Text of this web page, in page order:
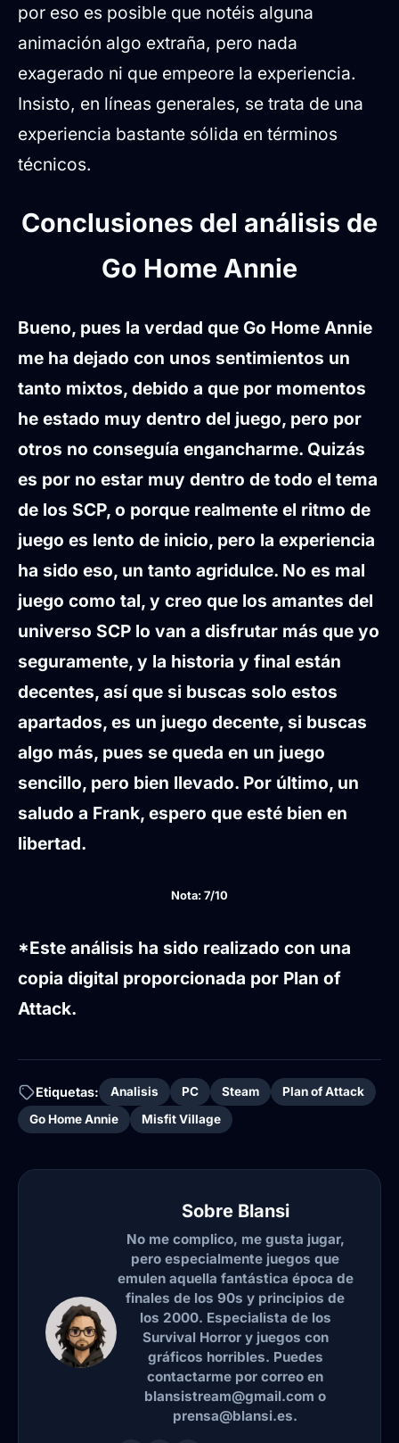
por eso es posible que notéis alguna
animación algo extraña, pero nada
exagerado ni que empeore la experiencia.
Insisto, en líneas generales, se trata de una
experiencia bastante sólida en términos
técnicos.
Conclusiones del análisis de
Go Home Annie
Bueno, pues la verdad que Go Home Annie
me ha dejado con unos sentimientos un
tanto mixtos, debido a que por momentos
he estado muy dentro del juego, pero por
otros no conseguía engancharme. Quizás
es por no estar muy dentro de todo el tema
de los SCP, o porque realmente el ritmo de
juego es lento de inicio, pero la experiencia
ha sido eso, un tanto agridulce. No es mal
juego como tal, y creo que los amantes del
universo SCP lo van a disfrutar más que yo
seguramente, y la historia y final están
decentes, así que si buscas solo estos
apartados, es un juego decente, si buscas
algo más, pues se queda en un juego
sencillo, pero bien llevado. Por último, un
saludo a Frank, espero que esté bien en
libertad.
Nota: 7/10
*Este análisis ha sido realizado con una
copia digital proporcionada por Plan of
Attack.
Etiquetas: Analisis PC Steam
Plan of Attack
Go Home Annie
Misfit Village
Sobre Blansi
No me complico, me gusta jugar,
pero especialmente juegos que
emulen aquella fantástica época de
finales de los 90s y principios de
los 2000. Especialista de los
Survival Horror y juegos con
gráficos horribles. Puedes
contactarme por correo en
blansistream@gmail.com o
prensa@blansi.es.